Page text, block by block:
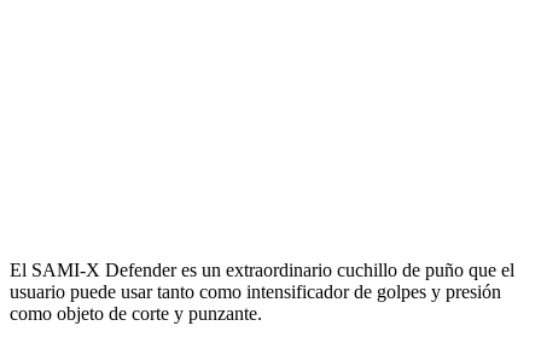
El SAMI-X Defender es un extraordinario cuchillo de puño que el
usuario puede usar tanto como intensificador de golpes y presión
como objeto de corte y punzante.